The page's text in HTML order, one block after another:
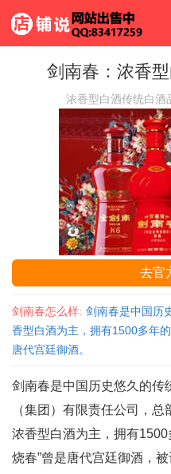
剑南春：浓香
浓香型白酒传统白酒
去官
剑南春怎么样: 剑南春是中国历
香型白酒为主，拥有1500多年
唐代宫廷御酒。
剑南春是中国历史悠久的传
（集团）有限责任公司，
浓香型白酒为主，拥有
烧春”曾是唐代宫廷御酒，被